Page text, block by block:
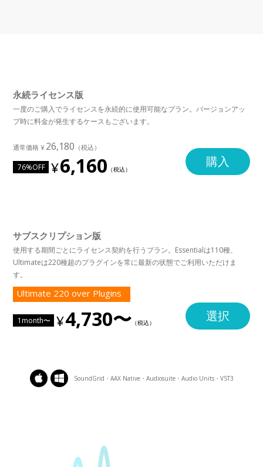
永続ライセンス版
一度のご購入でライセンスを永続的に使用可能なプラン。バージョンアッ
プ時に料金が発生するケースもございます。
26,180
76%OFF 6,160 購入
サブスクリプション版
使用する期間ごとにライセンス契約を行うプラン。Essentialは110種、
Ultimateは220種超のプラグインを常に最新の状態でご利用いただけま
す。
Ultimate 220 over Plugins
1month〜 4,730〜 選択
SoundGrid・AAX Native・Audiosuite・Audio Units・VST3